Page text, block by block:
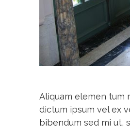
Aliquam elemen tum
dictum ipsum vel ex
bibendum sed mi ut,